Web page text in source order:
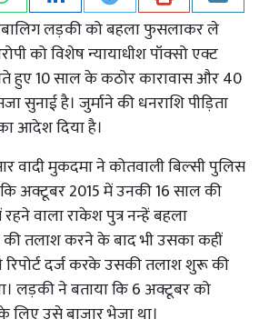
लड़की को बहला फुसलाकर ले
को विशेष न्यायाधीश पॉक्सो एक्ट
हुए 10 साल के कठोर कारावास और 40
सुनाई है। जुर्माने की धनराशि पीड़िता
आदेश दिया है।
वादी मुकदमा ने कोतवाली बिल्सी पुलिस
अक्टूबर 2015 में उनकी 16 साल की
वाला राकेश पुत्र नन्हें बहला
तलाश करने के बाद भी उसका कहीं
रिपोर्ट दर्ज करके उसकी तलाश शुरू की
लड़की ने बताया कि 6 अक्टूबर को
उसे बाजार भेजा था।